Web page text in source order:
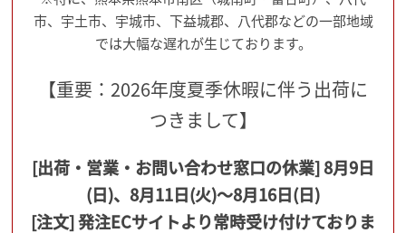
市、宇土市、宇城市、下益城郡、八代郡などの一部地域
では大幅な遅れが生じております。
【重要：2026年度夏季休暇に伴う出荷に
つきまして】
[出荷・営業・お問い合わせ窓口の休業] 8月9日
(日)、8月11日(火)～8月16日(日)
[注文] 発注ECサイトより常時受け付けておりま